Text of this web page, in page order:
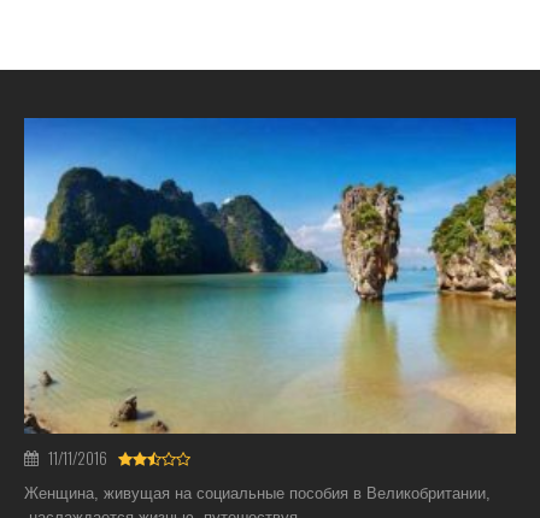
11/11/2016
Женщина, живущая на социальные пособия в Великобритании,